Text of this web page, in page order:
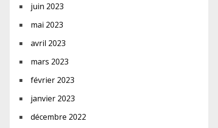
juin 2023
mai 2023
avril 2023
mars 2023
février 2023
janvier 2023
décembre 2022